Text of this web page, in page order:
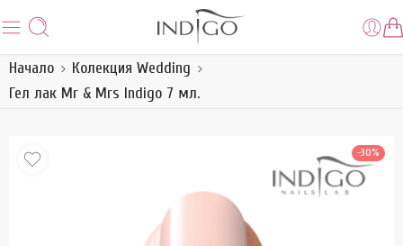
Начало
Колекция Wedding
Гел лак Mr & Mrs Indigo 7 мл.
-30%